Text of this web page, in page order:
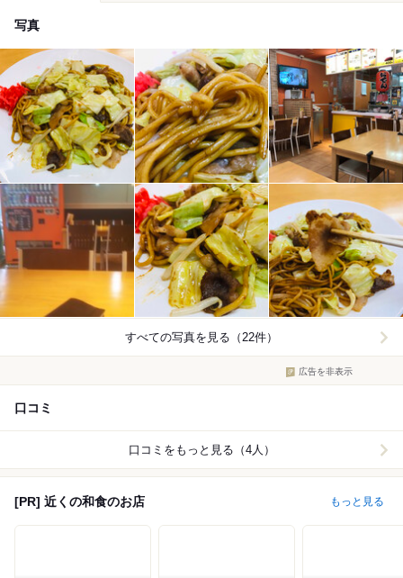
写真
すべての写真を見る（22件）
広告を非表示
口コミ
口コミをもっと見る（4人）
[PR] 近くの和食のお店 もっと見る